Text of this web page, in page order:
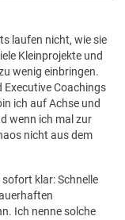
laufen nicht, wie sie
Kleinprojekte und
wenig einbringen.
Executive Coachings
ich auf Achse und
wenn ich mal zur
nicht aus dem
klar: Schnelle
Ich nenne solche